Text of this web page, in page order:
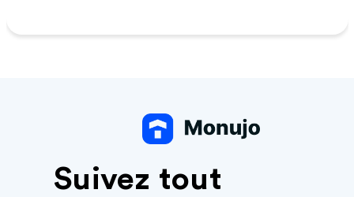
Suivez tout